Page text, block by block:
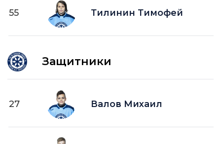
55 Тилинин Тимофей
Защитники
27 Валов Михаил